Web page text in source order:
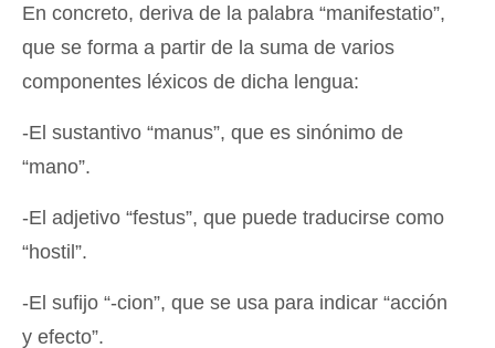
En concreto, deriva de la palabra “manifestatio”,
que se forma a partir de la suma de varios
componentes léxicos de dicha lengua:
-El sustantivo “manus”, que es sinónimo de
“mano”.
-El adjetivo “festus”, que puede traducirse como
“hostil”.
-El sufijo “-cion”, que se usa para indicar “acción
y efecto”.